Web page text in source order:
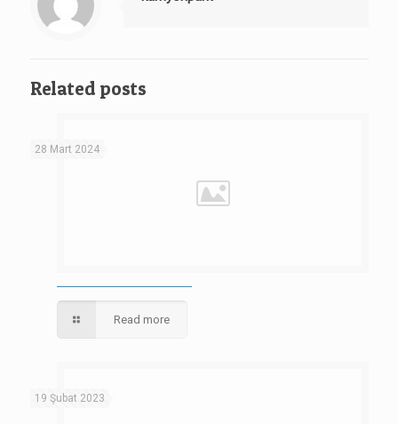
Related posts
28 Mart 2024
Read more
19 Şubat 2023